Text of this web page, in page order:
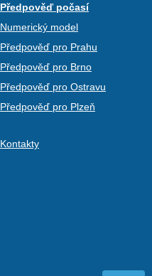
Předpověď počasí
Numerický model
Předpověď pro Prahu
Předpověď pro Brno
Předpověď pro Ostravu
Předpověď pro Plzeň
Kontakty